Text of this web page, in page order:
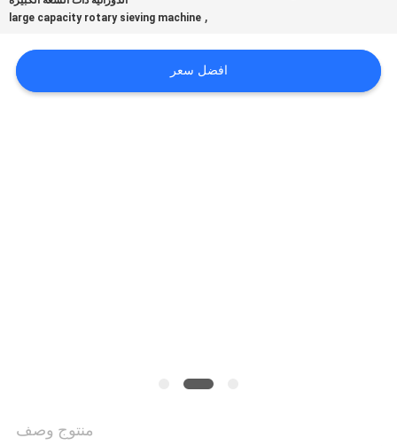
اطلب
,
large capacity rotary sieving machine
افضل سعر
منتوج وصف